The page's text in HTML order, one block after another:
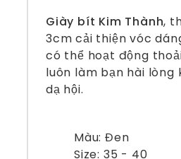
Giày bít Kim Thành,
3cm cải thiện vóc
có thể hoạt động
luôn làm bạn hài
dạ hội.
Màu: Đen
Size: 35 - 40